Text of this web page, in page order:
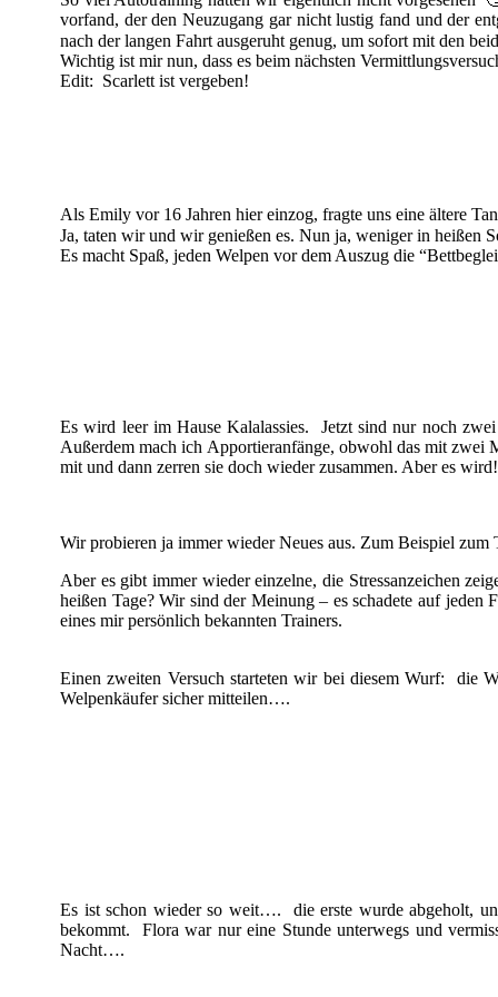
vorfand, der den Neuzugang gar nicht lustig fand und der
nach der langen Fahrt ausgeruht genug, um sofort mit den
Wichtig ist mir nun, dass es beim nächsten
Edit: Scarlett ist vergeben!
Als Emily vor 16 Jahren hier einzog, fragte uns eine ältere
Ja, taten wir und wir genießen es. Nun ja, weniger in heißen
Es macht Spaß, jeden Welpen vor dem Auszug die
Es wird leer im Hause Kalalassies. Jetzt sind nur noch
Außerdem mach ich Apportieranfänge, obwohl das mit
mit und dann zerren sie doch wieder zusammen. Aber es
Wir probieren ja immer wieder Neues aus. Zum Beispiel
Aber es gibt immer wieder einzelne, die Stressanzeichen
heißen Tage? Wir sind der Meinung – es schadete auf
eines mir persönlich bekannten Trainers.
Einen zweiten Versuch starteten wir bei diesem Wurf: die
Welpenkäufer sicher mitteilen….
Es ist schon wieder so weit…. die erste wurde abgeholt,
bekommt. Flora war nur eine Stunde unterwegs und
Nacht….